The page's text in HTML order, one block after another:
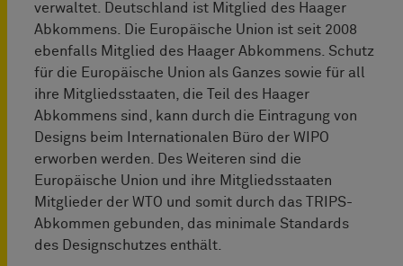
verwaltet. Deutschland ist Mitglied des Haager
Abkommens. Die Europäische Union ist seit 2008
ebenfalls Mitglied des Haager Abkommens. Schutz
für die Europäische Union als Ganzes sowie für all
ihre Mitgliedsstaaten, die Teil des Haager
Abkommens sind, kann durch die Eintragung von
Designs beim Internationalen Büro der WIPO
erworben werden. Des Weiteren sind die
Europäische Union und ihre Mitgliedsstaaten
Mitglieder der WTO und somit durch das TRIPS-
Abkommen gebunden, das minimale Standards
des Designschutzes enthält.